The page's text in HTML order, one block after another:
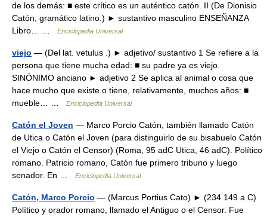
de los demás: ■ este crítico es un auténtico catón. II (De Dionisio
Catón, gramático latino.) ► sustantivo masculino ENSEÑANZA
Libro… …
Enciclopedia Universal
viejo — (Del lat. vetulus .) ► adjetivo/ sustantivo 1 Se refiere a la
persona que tiene mucha edad: ■ su padre ya es viejo.
SINÓNIMO anciano ► adjetivo 2 Se aplica al animal o cosa que
hace mucho que existe o tiene, relativamente, muchos años: ■
mueble… …
Enciclopedia Universal
Catón el Joven — Marco Porcio Catón, también llamado Catón
de Utica o Catón el Joven (para distinguirlo de su bisabuelo Catón
el Viejo o Catón el Censor) (Roma, 95 adC Utica, 46 adC). Político
romano. Patricio romano, Catón fue primero tribuno y luego
senador. En …
Enciclopedia Universal
Catón, Marco Porcio — (Marcus Portius Cato) ► (234 149 a C)
Político y orador romano, llamado el Antiguo o el Censor. Fue